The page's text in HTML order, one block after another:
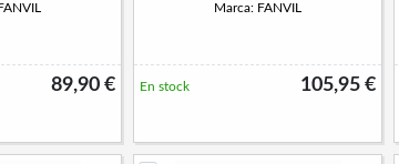
89,90 €
Marca: FANVIL
105,95 €
En stock